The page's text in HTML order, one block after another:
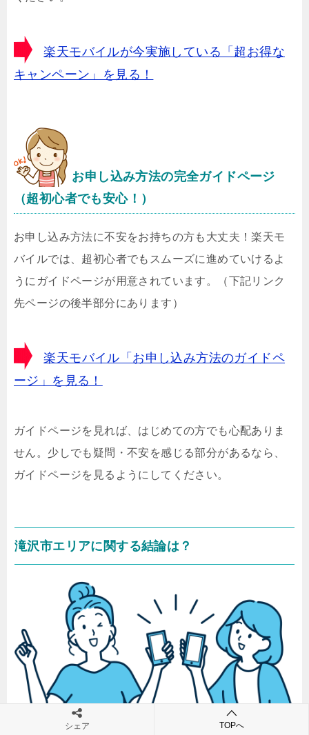
楽天モバイルが今実施している「超お得な
キャンペーン」を見る！
お申し込み方法の完全ガイドページ
（超初心者でも安心！）
お申し込み方法に不安をお持ちの方も大丈夫！楽天モ
バイルでは、超初心者でもスムーズに進めていけるよ
うにガイドページが用意されています。（下記リンク
先ページの後半部分にあります）
楽天モバイル「お申し込み方法のガイドペ
ージ」を見る！
ガイドページを見れば、はじめての方でも心配ありま
せん。少しでも疑問・不安を感じる部分があるなら、
ガイドページを見るようにしてください。
滝沢市エリアに関する結論は？
シェア TOPへ